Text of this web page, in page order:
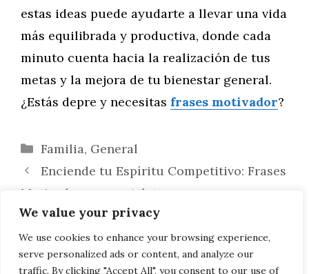
We value your privacy
We use cookies to enhance your browsing experience,
serve personalized ads or content, and analyze our
traffic. By clicking "Accept All", you consent to our use of
estas ideas puede ayudarte a llevar una vida
más equilibrada y productiva, donde cada
minuto cuenta hacia la realización de tus
metas y la mejora de tu bienestar general.
¿Estás depre y necesitas frases motivador?
Categorías
Familia, General
Enciende tu Espíritu Competitivo: Frases
Motivadoras para Atletas
Impulsa Tu Liderazgo: Citas
Inspiradoras para Desarrollar Habilidades
Directivas